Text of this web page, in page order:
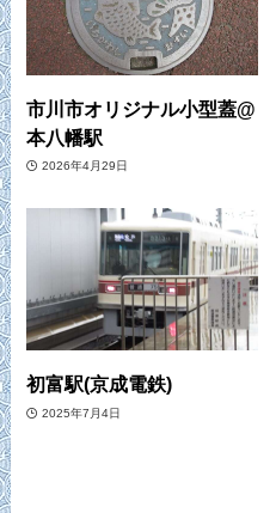
市川市オリジナル小型蓋@
本八幡駅
2026年4月29日
初富駅(京成電鉄)
2025年7月4日